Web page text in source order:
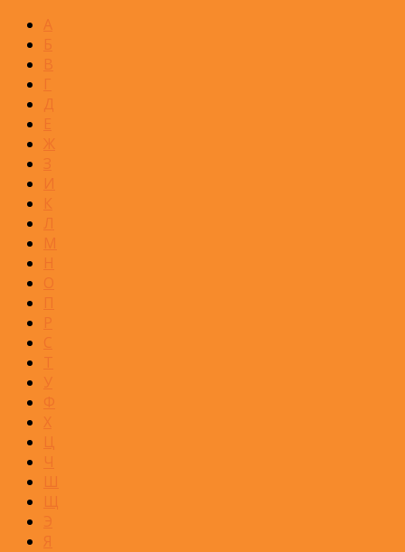
А
Б
В
Г
Д
Е
Ж
З
И
К
Л
М
Н
О
П
Р
С
Т
У
Ф
Х
Ц
Ч
Ш
Щ
Э
Я